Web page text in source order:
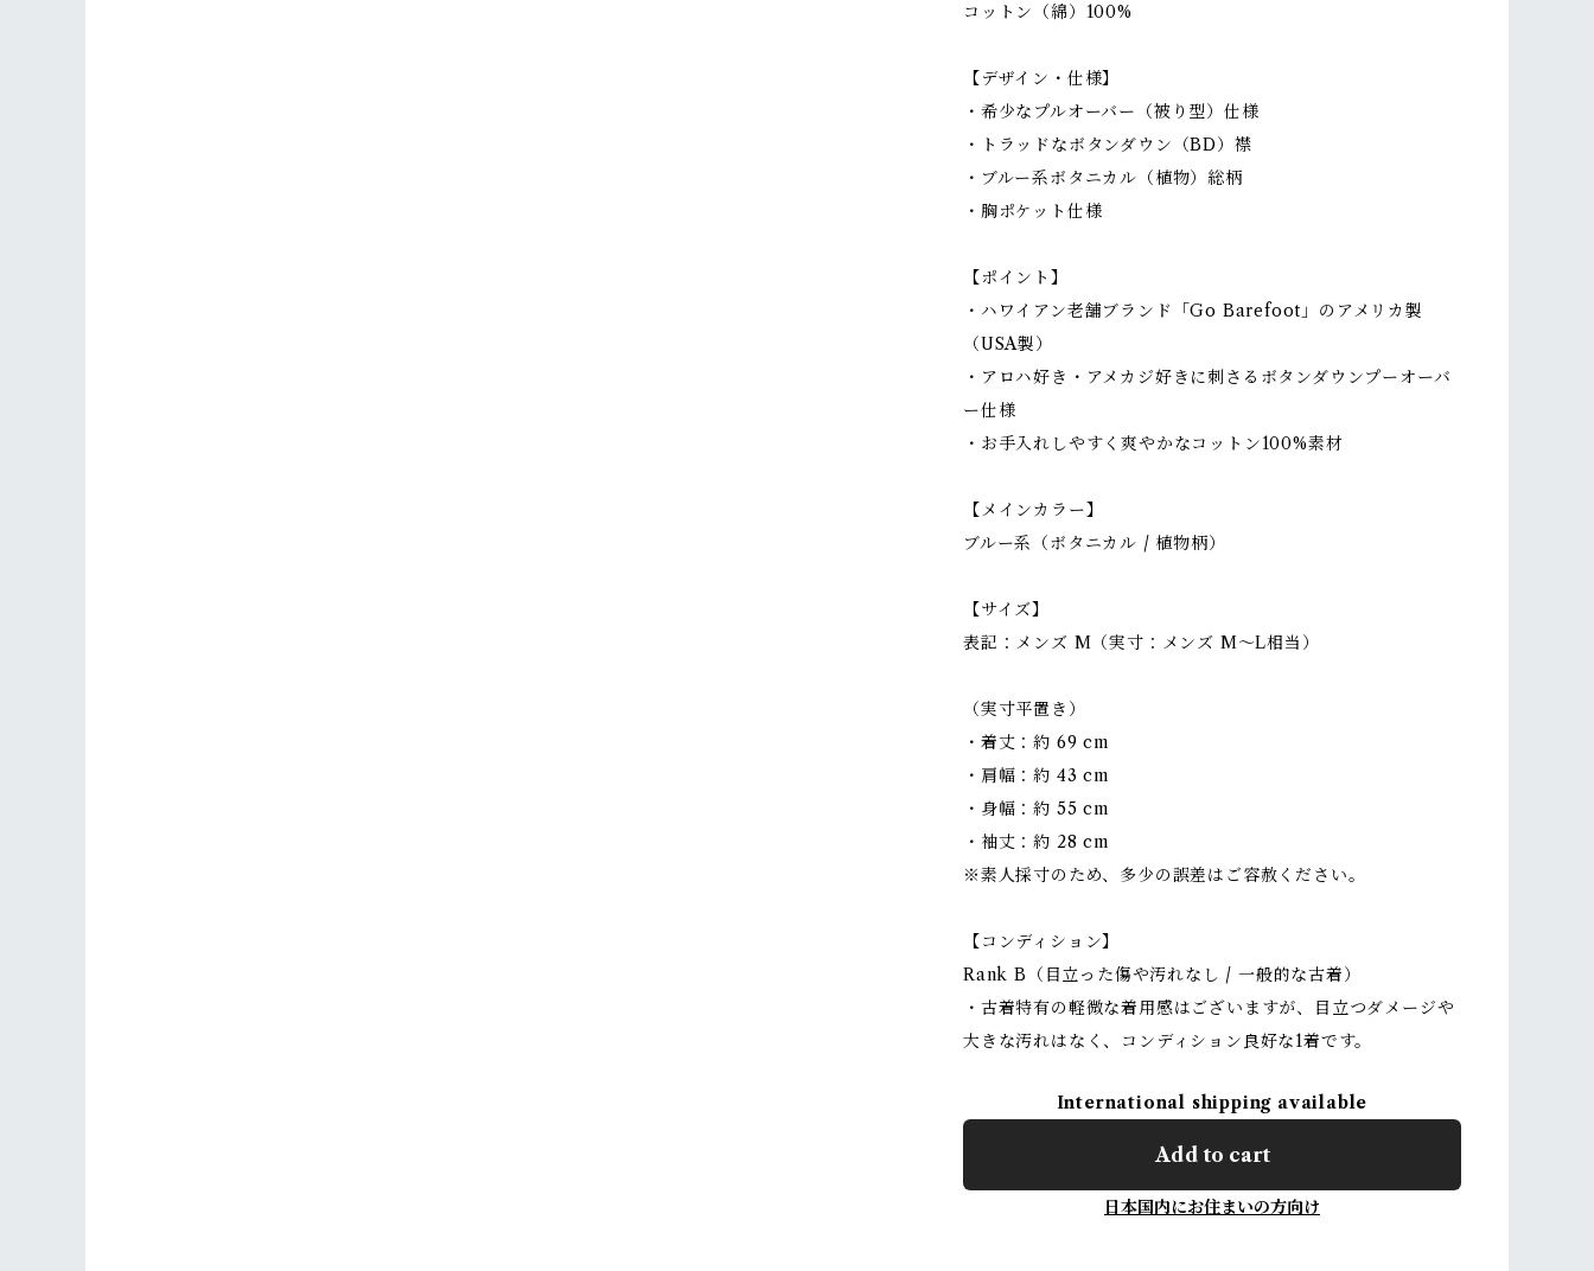
コットン（綿）100%
【デザイン・仕様】
・希少なプルオーバー（被り型）仕様
・トラッドなボタンダウン（BD）襟
・ブルー系ボタニカル（植物）総柄
・胸ポケット仕様
【ポイント】
・ハワイアン老舗ブランド「Go Barefoot」のアメリカ製
（USA製）
・アロハ好き・アメカジ好きに刺さるボタンダウンプーオーバ
ー仕様
・お手入れしやすく爽やかなコットン100%素材
【メインカラー】
ブルー系（ボタニカル / 植物柄）
【サイズ】
表記：メンズ M（実寸：メンズ M〜L相当）
（実寸平置き）
・着丈：約 69 cm
・肩幅：約 43 cm
・身幅：約 55 cm
・袖丈：約 28 cm
※素人採寸のため、多少の誤差はご容赦ください。
【コンディション】
Rank B（目立った傷や汚れなし / 一般的な古着）
・古着特有の軽微な着用感はございますが、目立つダメージや
大きな汚れはなく、コンディション良好な1着です。
International shipping available
Add to cart
日本国内にお住まいの方向け